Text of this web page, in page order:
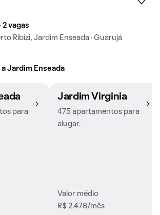
2 vagas
Ribizi, Jardim Enseada · Guarujá
Jardim Enseada
para
Jardim Virginia
475 apartamentos para
alugar.
Valor médio
R$ 2.478/mês